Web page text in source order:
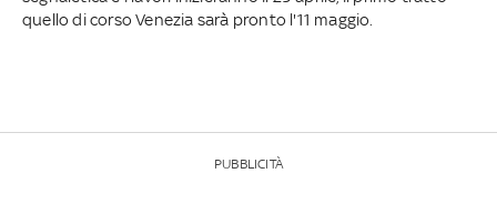
quello di corso Venezia sarà pronto l'11 maggio.
PUBBLICITÀ